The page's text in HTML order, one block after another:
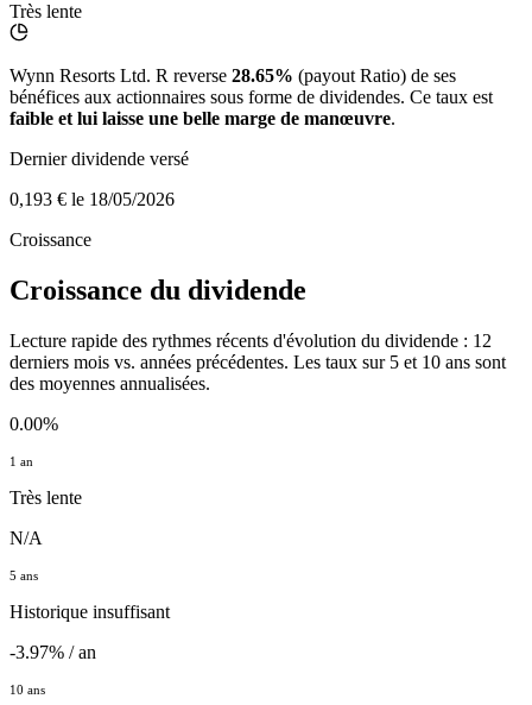
Très lente
Wynn Resorts Ltd. R reverse 28.65% (payout Ratio) de ses
bénéfices aux actionnaires sous forme de dividendes. Ce taux est
faible et lui laisse une belle marge de manœuvre.
Dernier dividende versé
0,193 € le 18/05/2026
Croissance
Croissance du dividende
Lecture rapide des rythmes récents d'évolution du dividende : 12
derniers mois vs. années précédentes. Les taux sur 5 et 10 ans sont
des moyennes annualisées.
0.00%
1 an
Très lente
N/A
5 ans
Historique insuffisant
-3.97% / an
10 ans